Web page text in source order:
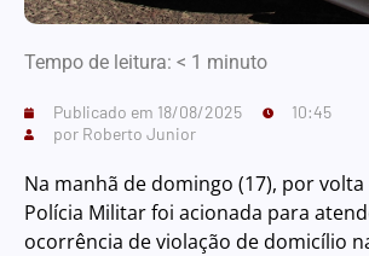
Tempo de leitura: < 1 minuto
Publicado em 18/08/2025
10:45
por Roberto Junior
Na manhã de domingo (17), por volta
Polícia Militar foi acionada para
ocorrência de violação de domicílio